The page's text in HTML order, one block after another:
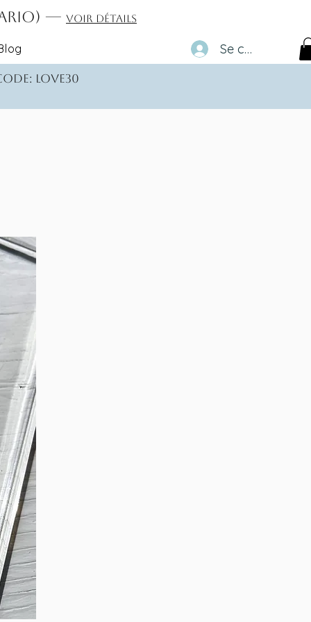
— Voir détails
Se connecter
love30